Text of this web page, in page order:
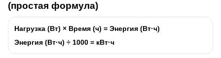
(простая формула)
Нагрузка (Вт) × Время (ч) = Энергия (Вт·ч)
Энергия (Вт·ч) ÷ 1000 = кВт·ч